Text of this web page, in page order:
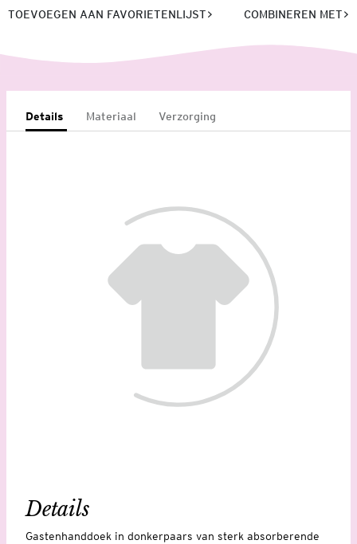
TOEVOEGEN AAN FAVORIETENLIJST COMBINEREN MET
Details Materiaal Verzorging
Details
Gastenhanddoek in donkerpaars van sterk absorberende